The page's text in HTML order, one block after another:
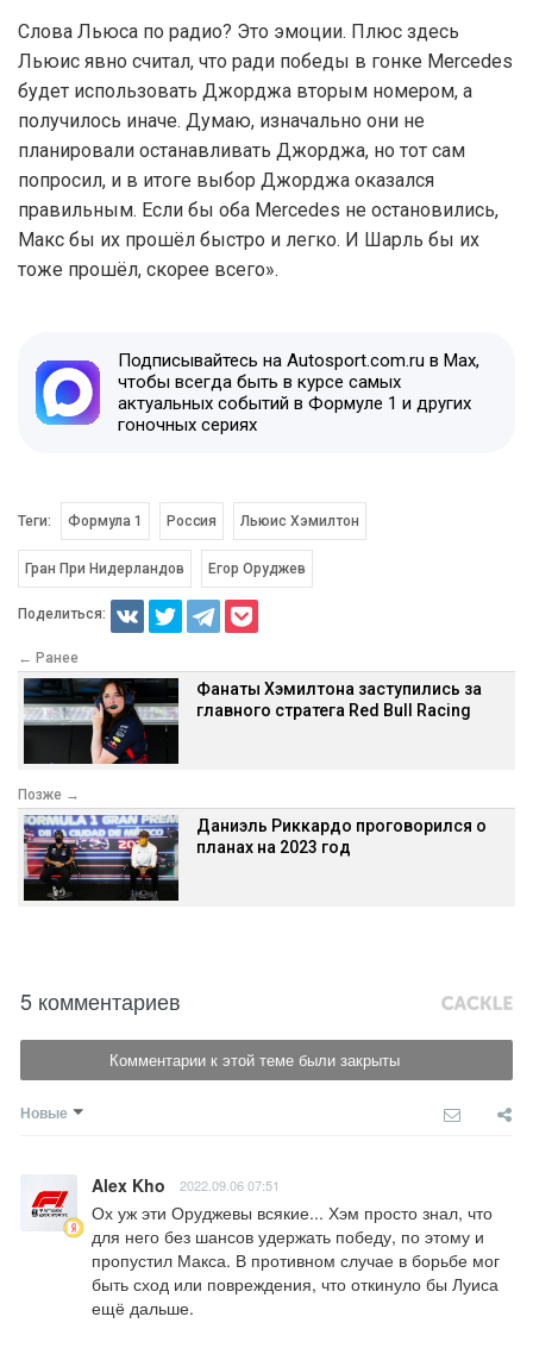
Слова Льюса по радио? Это эмоции. Плюс здесь
Льюис явно считал, что ради победы в гонке Mercedes
будет использовать Джорджа вторым номером, а
получилось иначе. Думаю, изначально они не
планировали останавливать Джорджа, но тот сам
попросил, и в итоге выбор Джорджа оказался
правильным. Если бы оба Mercedes не остановились,
Макс бы их прошёл быстро и легко. И Шарль бы их
тоже прошёл, скорее всего».
Подписывайтесь на Autosport.com.ru в Max,
чтобы всегда быть в курсе самых
актуальных событий в Формуле 1 и других
гоночных сериях
Теги: Формула 1 Россия Льюис Хэмилтон
Гран При Нидерландов Егор Оруджев
Поделиться:
← Ранее
Фанаты Хэмилтона заступились за
главного стратега Red Bull Racing
Позже →
Даниэль Риккардо проговорился о
планах на 2023 год
5 комментариев
Комментарии к этой теме были закрыты
Новые
Alex Kho 2022.09.06 07:51
Ох уж эти Оруджевы всякие... Хэм просто знал, что
для него без шансов удержать победу, по этому и
пропустил Макса. В противном случае в борьбе мог
быть сход или повреждения, что откинуло бы Луиса
ещё дальше.